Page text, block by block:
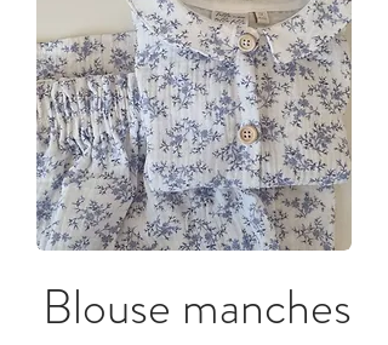
Blouse manches